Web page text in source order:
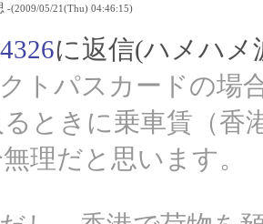
-(2009/05/21(Thu) 04:46:15)
に返信(ハメハメ
トパスカードの場
るときに乗車賃（
理だと思います。